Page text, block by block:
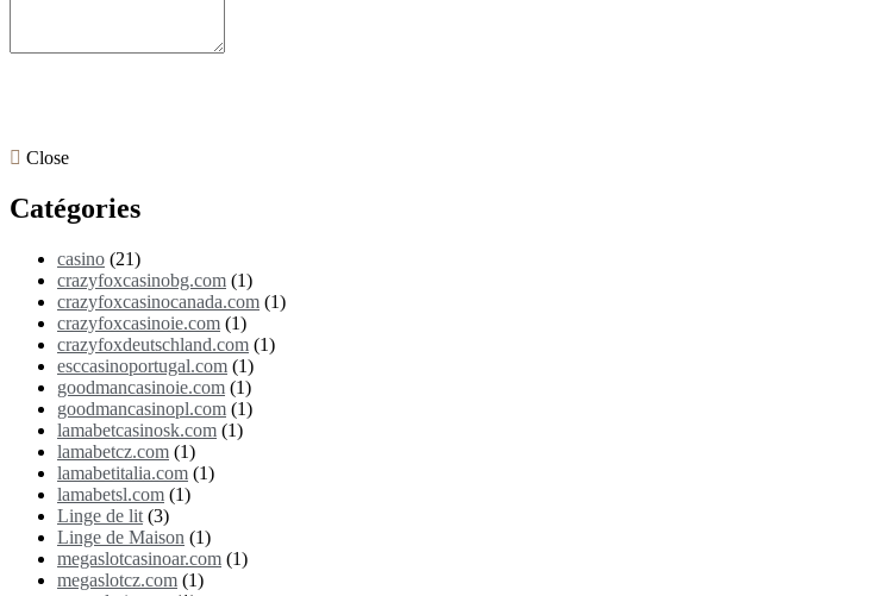
Close
Catégories
casino (21)
crazyfoxcasinobg.com (1)
crazyfoxcasinocanada.com (1)
crazyfoxcasinoie.com (1)
crazyfoxdeutschland.com (1)
esccasinoportugal.com (1)
goodmancasinoie.com (1)
goodmancasinopl.com (1)
lamabetcasinosk.com (1)
lamabetcz.com (1)
lamabetitalia.com (1)
lamabetsl.com (1)
Linge de lit (3)
Linge de Maison (1)
megaslotcasinoar.com (1)
megaslotcz.com (1)